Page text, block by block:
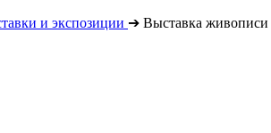
и экспозиции ➔ Выставка